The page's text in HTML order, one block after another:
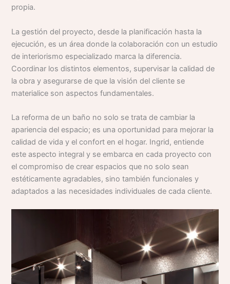
propia.
La gestión del proyecto, desde la planificación hasta la
ejecución, es un área donde la colaboración con un estudio
de interiorismo especializado marca la diferencia.
Coordinar los distintos elementos, supervisar la calidad de
la obra y asegurarse de que la visión del cliente se
materialice son aspectos fundamentales.
La reforma de un baño no solo se trata de cambiar la
apariencia del espacio; es una oportunidad para mejorar la
calidad de vida y el confort en el hogar. Ingrid, entiende
este aspecto integral y se embarca en cada proyecto con
el compromiso de crear espacios que no solo sean
estéticamente agradables, sino también funcionales y
adaptados a las necesidades individuales de cada cliente.